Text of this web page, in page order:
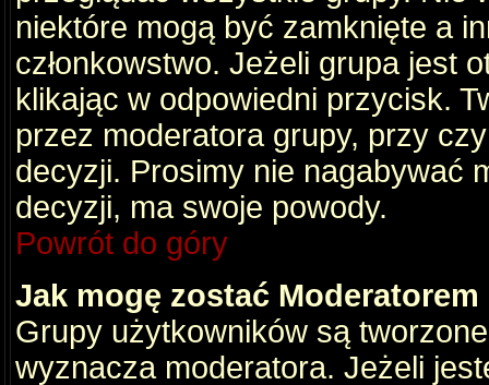
niektóre mogą być zamknięte a
członkowstwo. Jeżeli grupa jest
klikając w odpowiedni przycisk.
przez moderatora grupy, przy
decyzji. Prosimy nie nagabywać
decyzji, ma swoje powody.
Powrót do góry
Jak mogę zostać
Grupy użytkowników są
wyznacza moderatora. Jeżeli